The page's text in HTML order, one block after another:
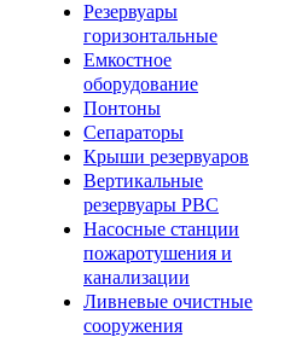
Резервуары
горизонтальные
Емкостное
оборудование
Понтоны
Сепараторы
Крыши резервуаров
Вертикальные
резервуары РВС
Насосные станции
пожаротушения и
канализации
Ливневые очистные
сооружения